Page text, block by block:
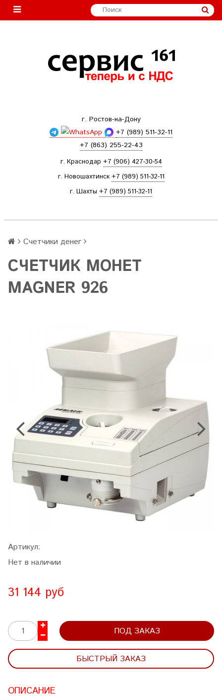
г. Ростов-на-Дону
+7 (989) 511-32-11
+7 (863) 255-22-43
г. Краснодар +7 (906) 427-30-54
г. Новошахтинск +7 (989) 511-32-11
г. Шахты +7 (989) 511-32-11
Счетчики денег
СЧЕТЧИК МОНЕТ
MAGNER 926
Артикул:
Нет в наличии
31 144 руб
ПОД ЗАКАЗ
БЫСТРЫЙ ЗАКАЗ
ОПИСАНИЕ